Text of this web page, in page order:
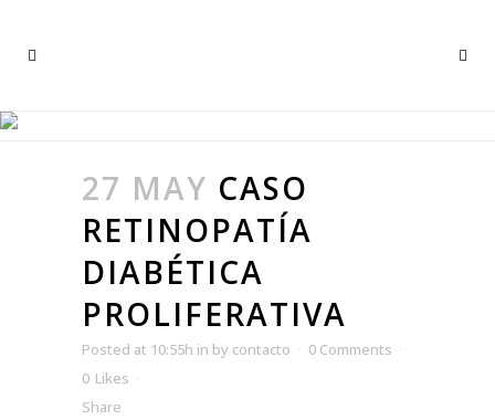
27 MAY CASO
RETINOPATÍA
DIABÉTICA
PROLIFERATIVA
Posted at 10:55h in by contacto
0 Comments
0 Likes
Share